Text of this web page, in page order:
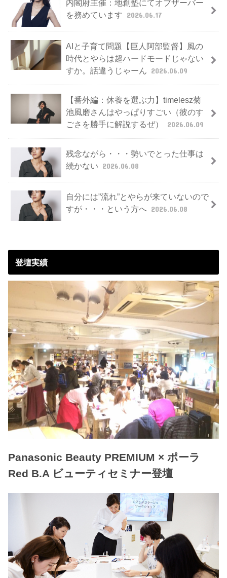
内閣府主催：地創塾にてオブザーバー
を務めています 2026.06.17
AIと子育て問題【巨人阿部監督】風の
時代とやらは超ハードモードじゃない
すか。話違うじゃーん 2026.06.09
【番外編：休養を選ぶ力】timelesz菊
池風磨さんはやっぱりすごい（彼のす
ごさを勝手に解説するぜ）
2026.06.09
残念ながら・・・勢いでとった仕事は
続かない 2026.06.08
自分には”流れ”とやらが来ていないので
すが・・・という方へ 2026.06.08
登壇実績
Panasonic Beauty PREMIUM × ポーラ
Red B.A ビューティセミナー登壇